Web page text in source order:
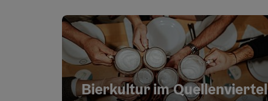
Bierkultur im Quellenviertel